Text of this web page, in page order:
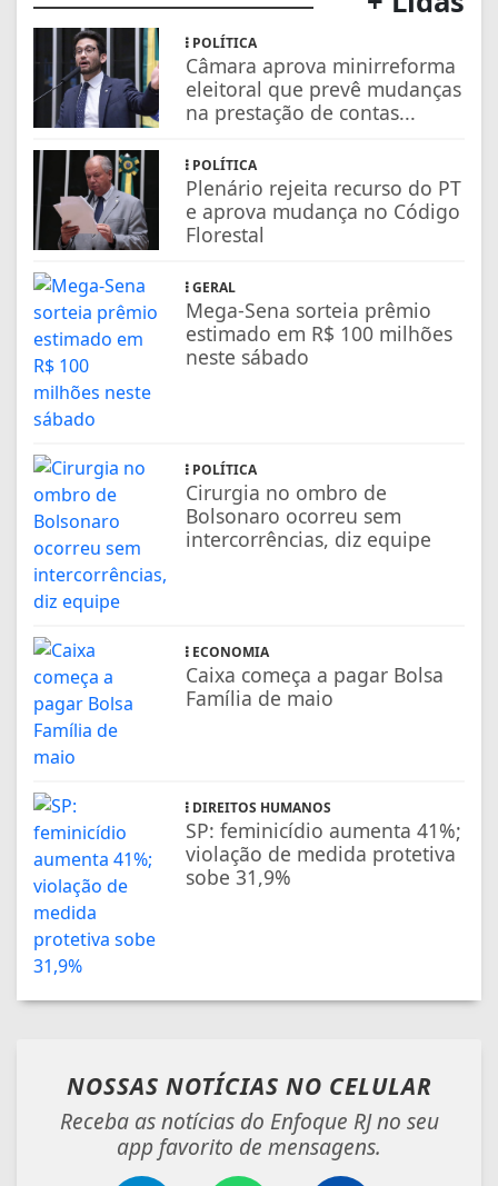
POLÍTICA
Câmara aprova minirreforma
eleitoral que prevê mudanças
na prestação de contas...
POLÍTICA
Plenário rejeita recurso do PT
e aprova mudança no Código
Florestal
GERAL
Mega-Sena sorteia prêmio
estimado em R$ 100 milhões
neste sábado
POLÍTICA
Cirurgia no ombro de
Bolsonaro ocorreu sem
intercorrências, diz equipe
ECONOMIA
Caixa começa a pagar Bolsa
Família de maio
DIREITOS HUMANOS
SP: feminicídio aumenta 41%;
violação de medida protetiva
sobe 31,9%
NOSSAS NOTÍCIAS NO CELULAR
Receba as notícias do Enfoque RJ no seu
app favorito de mensagens.